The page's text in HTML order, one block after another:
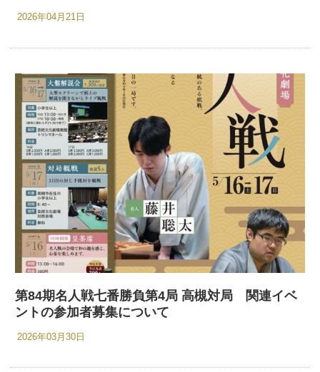
2026年04月21日
第84期名人戦七番勝負第4局 高槻対局 関連イベ
ントの参加者募集について
2026年03月30日